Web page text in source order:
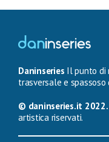
Daninseries Il punto di
trasversale e
© daninseries.it 2022.
artistica riservati.